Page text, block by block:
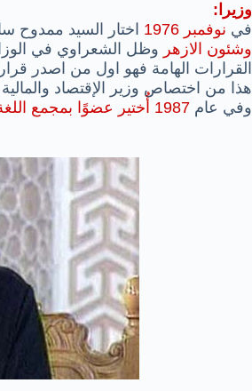
وزيرا:
في نوفمبر 1976 اختار السيد ممدوح
وشئون الازهر
القرارات الهامة فهو اول من اصدر
هذا من اختصاص وزير الإقتصاد
وفي عام 1987 أُختير عضوًا بمجمع اللغة العربية